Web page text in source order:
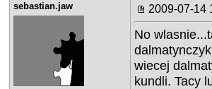
sebastian.jaw 2009-07-14
No
wiecej
kundli. Tacy